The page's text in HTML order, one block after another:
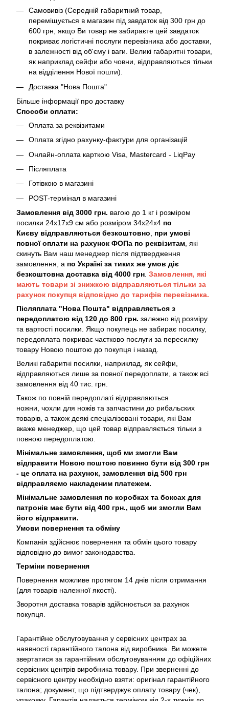
Самовивіз (Середній габаритний товар,
переміщується в магазин під завдаток від 300 грн до
600 грн, якщо Ви товар не забираєте цей завдаток
покриває логістичні послуги перевізника або доставки,
в залежності від об'єму і ваги. Великі габаритні товари,
як наприклад сейфи або човни, відправляються тільки
на відділення Нової пошти).
Доставка "Нова Пошта"
Більше інформації про доставку
Способи оплати:
Оплата за реквізитами
Оплата згідно рахунку-фактури для організацій
Онлайн-оплата карткою Visa, Mastercard - LiqPay
Післяплата
Готівкою в магазині
POST-термінал в магазині
Замовлення від 3000 грн. вагою до 1 кг і розміром
посилки 24х17х9 см або розміром 34х24х4 по
Києву відправляються безкоштовно, при умові
повної оплати на рахунок ФОПа по реквізитам, які
скинуть Вам наш менеджер після підтвердження
замовлення, а по Україні за тиких же умов діє
безкоштовна доставка від 4000 грн. Замовлення, які
мають товари зі знижкою відправляються тільки за
рахунок покупця відповідно до тарифів перевізника.
Післяплата "Нова Пошта" відправляється з
передоплатою від 120 до 800 грн. залежно від розміру
та вартості посилки. Якщо покупець не забирає посилку,
передоплата покриває частково послуги за пересилку
товару Новою поштою до покупця і назад.
Великі габаритні посилки, наприклад, як сейфи,
відправляються лише за повної передоплати, а також всі
замовлення від 40 тис. грн.
Також по повній передоплаті відправляються
ножни, чохли для ножів та запчастини до рибальских
товарів, а також деякі спеціалізовані товари, які Вам
вкаже менеджер, що цей товар відправляється тільки з
повною передоплатою.
Мінімальне замовлення, щоб ми змогли Вам
відправити Новою поштою повинно бути від 300 грн
- це оплата на рахунок, замовлення від 500 грн
відправляємо накладеним платежем.
Мінімальне замовлення по коробках та боксах для
патронів має бути від 400 грн., щоб ми змогли Вам
його відправити.
Умови повернення та обміну
Компанія здійснює повернення та обмін цього товару
відповідно до вимог законодавства.
Терміни повернення
Повернення можливе протягом 14 днів після отримання
(для товарів належної якості).
Зворотня доставка товарів здійснюється за рахунок
покупця.
Гарантійне обслуговування у сервісних центрах за
наявності гарантійного талона від виробника. Ви можете
звертатися за гарантійним обслуговуванням до офіційних
сервісних центрів виробника товару. При зверненні до
сервісного центру необхідно взяти: оригінал гарантійного
талона; документ, що підтверджує оплату товару (чек),